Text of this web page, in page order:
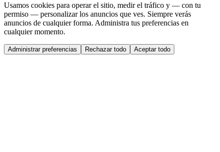
Usamos cookies para operar el sitio, medir el tráfico y — con tu
permiso — personalizar los anuncios que ves. Siempre verás
anuncios de cualquier forma. Administra tus preferencias en
cualquier momento.
Administrar preferencias Rechazar todo Aceptar todo